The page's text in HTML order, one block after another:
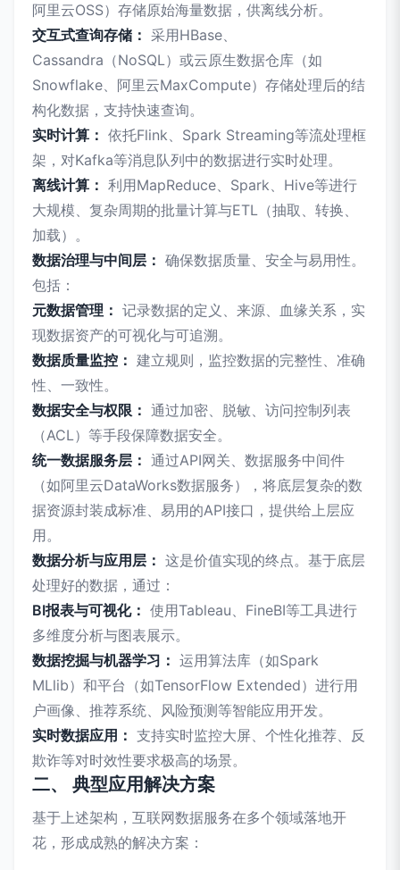
阿里云OSS）存储原始海量数据，供离线分析。
交互式查询存储： 采用HBase、
Cassandra（NoSQL）或云原生数据仓库（如
Snowflake、阿里云MaxCompute）存储处理后的结
构化数据，支持快速查询。
实时计算： 依托Flink、Spark Streaming等流处理框
架，对Kafka等消息队列中的数据进行实时处理。
离线计算： 利用MapReduce、Spark、Hive等进行
大规模、复杂周期的批量计算与ETL（抽取、转换、
加载）。
数据治理与中间层： 确保数据质量、安全与易用性。
包括：
元数据管理： 记录数据的定义、来源、血缘关系，实
现数据资产的可视化与可追溯。
数据质量监控： 建立规则，监控数据的完整性、准确
性、一致性。
数据安全与权限： 通过加密、脱敏、访问控制列表
（ACL）等手段保障数据安全。
统一数据服务层： 通过API网关、数据服务中间件
（如阿里云DataWorks数据服务），将底层复杂的数
据资源封装成标准、易用的API接口，提供给上层应
用。
数据分析与应用层： 这是价值实现的终点。基于底层
处理好的数据，通过：
BI报表与可视化： 使用Tableau、FineBI等工具进行
多维度分析与图表展示。
数据挖掘与机器学习： 运用算法库（如Spark
MLlib）和平台（如TensorFlow Extended）进行用
户画像、推荐系统、风险预测等智能应用开发。
实时数据应用： 支持实时监控大屏、个性化推荐、反
欺诈等对时效性要求极高的场景。
二、 典型应用解决方案
基于上述架构，互联网数据服务在多个领域落地开
花，形成成熟的解决方案：